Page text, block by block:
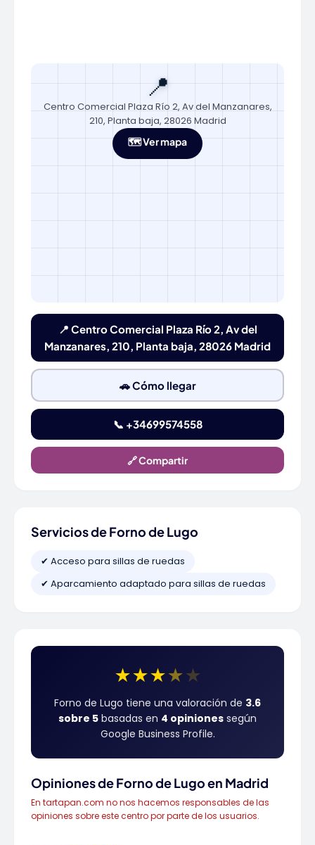
📍
Centro Comercial Plaza Río 2, Av del Manzanares,
210, Planta baja, 28026 Madrid
🗺️ Ver mapa
📍 Centro Comercial Plaza Río 2, Av del
Manzanares, 210, Planta baja, 28026 Madrid
🚗 Cómo llegar
📞 +34699574558
🔗 Compartir
Servicios de Forno de Lugo
✔ Acceso para sillas de ruedas
✔ Aparcamiento adaptado para sillas de ruedas
★★★★★
Forno de Lugo tiene una valoración de 3.6
sobre 5 basadas en 4 opiniones según
Google Business Profile.
Opiniones de Forno de Lugo en Madrid
En tartapan.com no nos hacemos responsables de las
opiniones sobre este centro por parte de los usuarios.